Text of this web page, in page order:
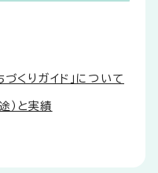
づくりガイド」について
）と実績